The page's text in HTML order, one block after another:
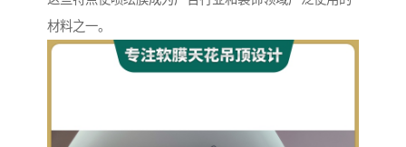
材料之一。